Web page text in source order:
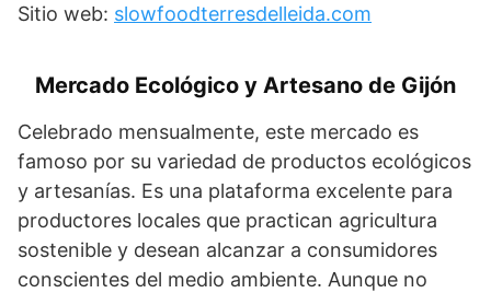
Sitio web: slowfoodterresdelleida.com
Mercado Ecológico y Artesano de Gijón
Celebrado mensualmente, este mercado es
famoso por su variedad de productos ecológicos
y artesanías. Es una plataforma excelente para
productores locales que practican agricultura
sostenible y desean alcanzar a consumidores
conscientes del medio ambiente. Aunque no